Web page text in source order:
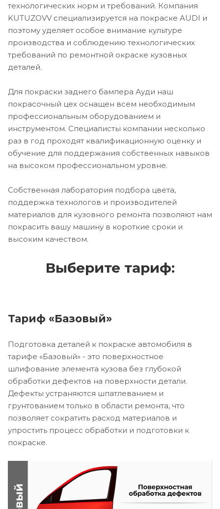
технологических норм и требований. Компания
KUTUZOVV специализируется на покраске AUDI и
поэтому уделяет особое внимание культуре
производства и соблюдению технологических
требований по ремонтной окраске кузовных
деталей.
Для покраски заднего бампера Ауди наш
покрасочный цех оснащен всем необходимым
профессиональным оборудованием и
инструментом. Специалисты компании несколько
раз в год проходят квалификационную оценку и
обучение для поддержания собственных навыков
на высоком профессиональном уровне.
Собственная лаборатория подбора цвета,
поддержка технологов и производителей
материалов для кузовного ремонта позволяют нам
покрасить вашу машину в короткие сроки и
высоким качеством.
Выберите тариф:
Тариф «Базовый»
Подготовка деталей к покраске автомобиля в
тарифе «Базовый» - это поверхностное
шлифование элемента кузова без глубокой
обработки дефектов на поверхности детали.
Дефекты устраняются шпатлеванием и
грунтованием только в области ремонта, что
позволяет сократить расход материалов и
упростить процесс обработки и подготовки к
покраске.